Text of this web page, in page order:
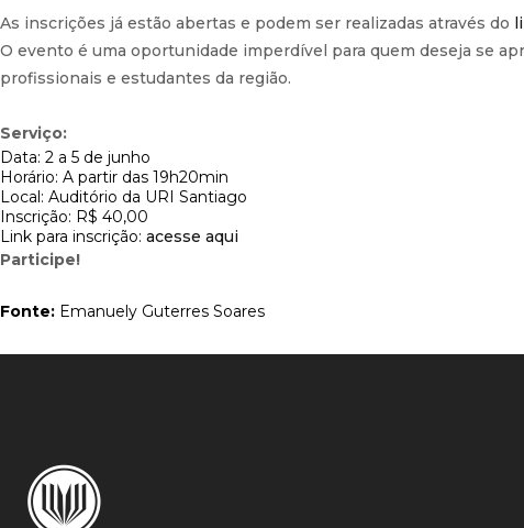
As inscrições já estão abertas e podem ser realizadas através do
O evento é uma oportunidade imperdível para quem deseja se
profissionais e estudantes da região.
Serviço:
Data: 2 a 5 de junho
Horário: A partir das 19h20min
Local: Auditório da URI Santiago
Inscrição: R$ 40,00
Link para inscrição: acesse aqui
Participe!
Fonte: Emanuely Guterres Soares